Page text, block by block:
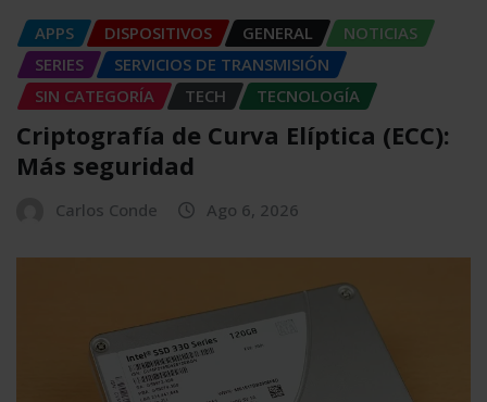
APPS DISPOSITIVOS GENERAL
NOTICIAS
SERIES
SERVICIOS DE TRANSMISIÓN
SIN CATEGORÍA
TECH TECNOLOGÍA
Criptografía de Curva Elíptica (ECC):
Más seguridad
Carlos Conde Ago 6, 2026